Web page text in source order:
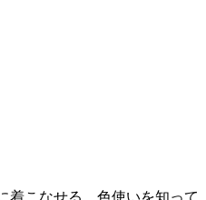
着こなせる、色使いを知って